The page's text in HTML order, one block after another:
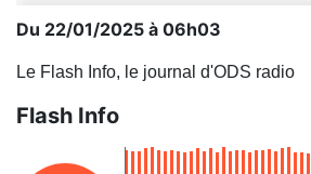
Du 22/01/2025 à 06h03
Le Flash Info, le journal d'ODS radio
Flash Info